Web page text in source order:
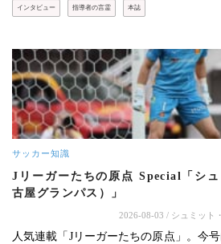
インタビュー 指導者の言霊 本誌
サッカー知識
Jリーガーたちの原点 Special「シ
古屋グランパス）」
2026-08-03 / シュミット
人気連載「Jリーガーたちの原点」。今